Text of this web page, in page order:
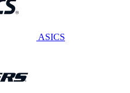
ASICS